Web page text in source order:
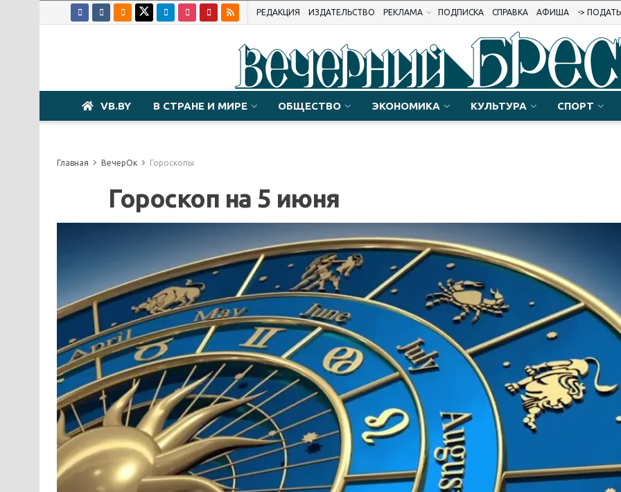
РЕДАКЦИЯ ИЗДАТЕЛЬСТВО РЕКЛАМА ПОДПИСКА СПРАВКА АФИША ->
VB.BY В СТРАНЕ И МИРЕ ОБЩЕСТВО ЭКОНОМИКА КУЛЬТУРА СПОРТ
Главная ВечерОк Гороскопы
Гороскоп на 5 июня